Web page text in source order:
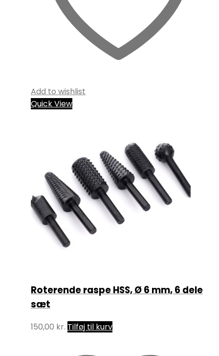
Add to wishlist
Quick View
Roterende raspe HSS, Ø 6 mm, 6 dele
sæt
150,00 kr. Tilføj til kurv